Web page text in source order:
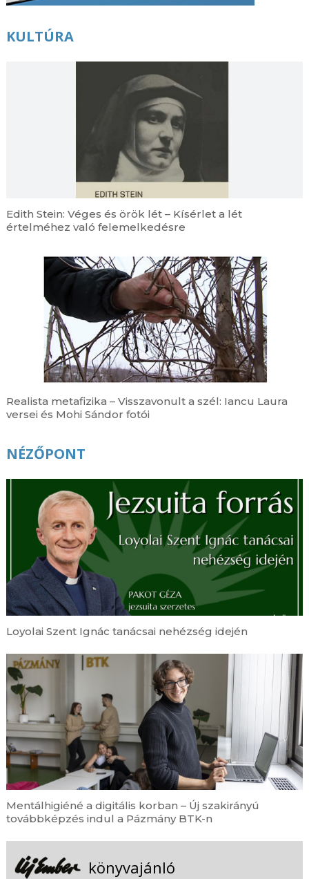
KULTÚRA
Edith Stein: Véges és örök lét – Kísérlet a lét
értelméhez való felemelkedésre
Realista metafizika – Visszavonult a szél: Iancu Laura
versei és Mohi Sándor fotói
NÉZŐPONT
Loyolai Szent Ignác tanácsai nehézség idején
Mentálhigiéné a digitális korban – Új szakirányú
továbbképzés indul a Pázmány BTK-n
könyvajánló